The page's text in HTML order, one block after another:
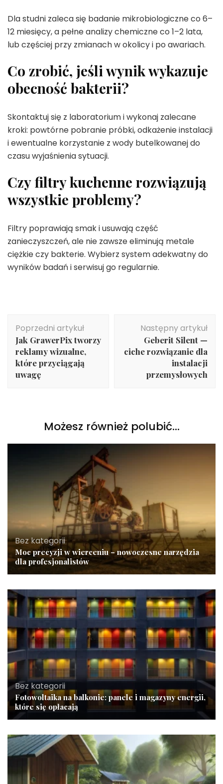
Dla studni zaleca się badanie mikrobiologiczne co 6–
12 miesięcy, a pełne analizy chemiczne co 1–2 lata,
lub częściej przy zmianach w okolicy i po awariach.
Co zrobić, jeśli wynik wykazuje
obecność bakterii?
Skontaktuj się z laboratorium i wykonaj zalecane
kroki: powtórne pobranie próbki, odkażenie instalacji
i ewentualne korzystanie z wody butelkowanej do
czasu wyjaśnienia sytuacji.
Czy filtry kuchenne rozwiązują
wszystkie problemy?
Filtry poprawiają smak i usuwają część
zanieczyszczeń, ale nie zawsze eliminują metale
ciężkie czy bakterie. Wybierz system adekwatny do
wyników badań i serwisuj go regularnie.
wpisu
Poprzedni artykuł
Jak GrawerPix tworzy
reklamy wizualne,
które przyciągają
uwagę
Następny artykuł
Geberit Silent —
ciche rozwiązanie dla
instalacji
przemysłowych
Możesz również polubić…
Bez kategorii
Moc precyzji w wierceniu – nowoczesne narzędzia
dla profesjonalistów
Bez kategorii
Fotowoltaika na balkonie: panele i magazyny energii,
które się opłacają